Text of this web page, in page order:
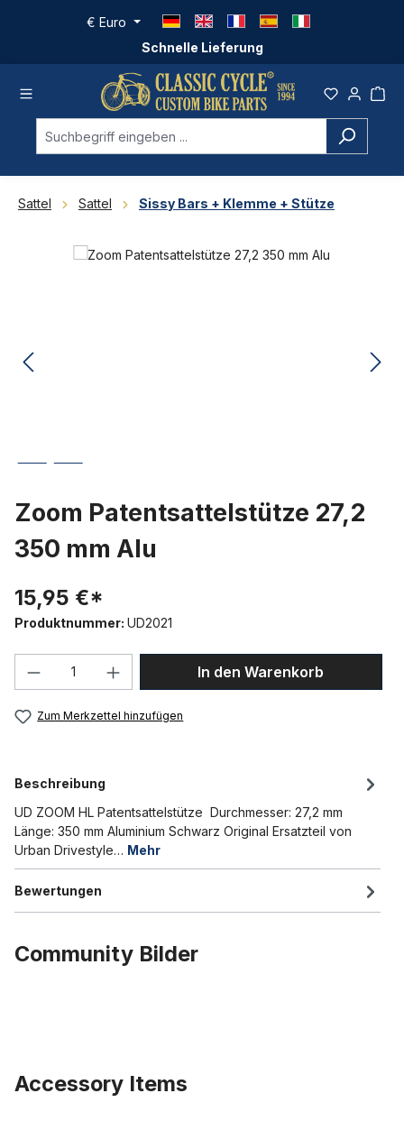
Zum Hauptinhalt springen
Schnelle Lieferung
€ Euro
Sattel Sattel Sissy Bars + Klemme + Stütze
Bildergalerie überspringen
Zoom Patentsattelstütze 27,2
350 mm Alu
15,95 €*
Produktnummer: UD2021
Produkt Anzahl: Gib den gewünschten
In den Warenkorb
Zum Merkzettel hinzufügen
Beschreibung
UD ZOOM HL Patentsattelstütze Durchmesser: 27,2 mm
Länge: 350 mm Aluminium Schwarz Original Ersatzteil von
Urban Drivestyle… Mehr
Bewertungen
Community Bilder
Accessory Items